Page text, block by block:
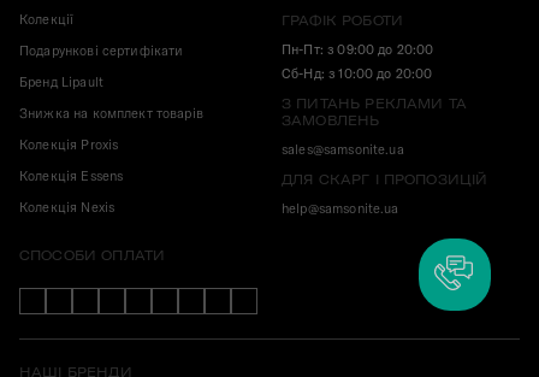
Колекції
Подарункові сертифікати
Бренд Lipault
Знижка на комплект товарів
Колекція Proxis
Колекція Essens
Колекція Nexis
ГРАФІК РОБОТИ
Пн-Пт: з 09:00 до 20:00
Сб-Нд: з 10:00 до 20:00
З ПИТАНЬ РЕКЛАМИ ТА
ЗАМОВЛЕНЬ
sales@samsonite.ua
ДЛЯ СКАРГ І ПРОПОЗИЦІЙ
help@samsonite.ua
СПОСОБИ ОПЛАТИ
НАШІ БРЕНДИ